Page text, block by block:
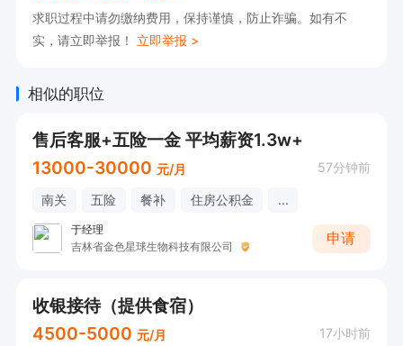
求职过程中请勿缴纳费用，保持谨慎，防止诈骗。如有不
实，请立即举报！ 立即举报 >
相似的职位
售后客服+五险一金 平均薪资1.3w+
13000-30000 元/月 57分钟前
南关 五险 餐补 住房公积金 ...
于经理
吉林省金色星球生物科技有限公司
申请
收银接待（提供食宿）
4500-5000 元/月 17小时前